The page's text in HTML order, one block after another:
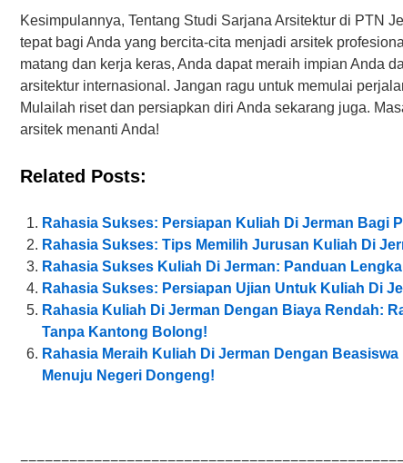
Kesimpulannya, Tentang Studi Sarjana Arsitektur di PTN
tepat bagi Anda yang bercita-cita menjadi arsitek
matang dan kerja keras, Anda dapat meraih impian Anda
arsitektur internasional. Jangan ragu untuk memulai
Mulailah riset dan persiapkan diri Anda sekarang juga.
arsitek menanti Anda!
Related Posts:
Rahasia Sukses: Persiapan Kuliah Di Jerman Bagi
Rahasia Sukses: Tips Memilih Jurusan Kuliah Di
Rahasia Sukses Kuliah Di Jerman: Panduan
Rahasia Sukses: Persiapan Ujian Untuk Kuliah Di
Rahasia Kuliah Di Jerman Dengan Biaya Rendah:
Tanpa Kantong Bolong!
Rahasia Meraih Kuliah Di Jerman Dengan
Menuju Negeri Dongeng!